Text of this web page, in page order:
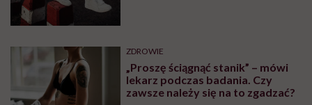
ZDROWIE
„Proszę ściągnąć stanik” – mówi
lekarz podczas badania. Czy
zawsze należy się na to zgadzać?